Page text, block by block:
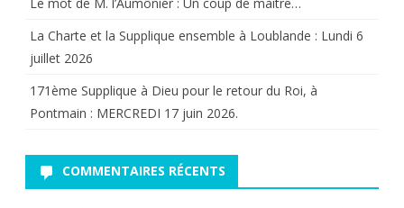
Le mot de M. l’Aumônier : Un coup de maître…
La Charte et la Supplique ensemble à Loublande : Lundi 6
juillet 2026
171ème Supplique à Dieu pour le retour du Roi, à
Pontmain : MERCREDI 17 juin 2026.
COMMENTAIRES RÉCENTS